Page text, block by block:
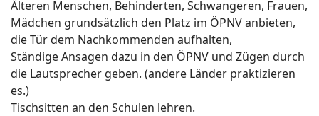
Älteren Menschen, Behinderten, Schwangeren, Frauen,
Mädchen grundsätzlich den Platz im ÖPNV anbieten,
die Tür dem Nachkommenden aufhalten,
Ständige Ansagen dazu in den ÖPNV und Zügen durch
die Lautsprecher geben. (andere Länder praktizieren
es.)
Tischsitten an den Schulen lehren.